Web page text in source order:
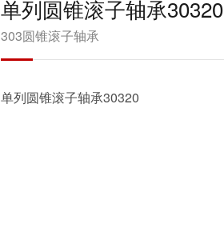
单列圆锥滚子轴承30320
303圆锥滚子轴承
单列圆锥滚子轴承30320